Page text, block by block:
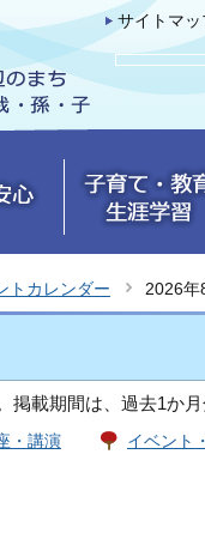
サイトマッ
トカレンダー 2026年
載期間は、過去1か
・講演 イベント